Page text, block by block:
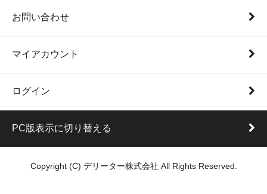
お問い合わせ
マイアカウント
ログイン
PC版表示に切り替える
Copyright (C) デリーター株式会社 All Rights Reserved.